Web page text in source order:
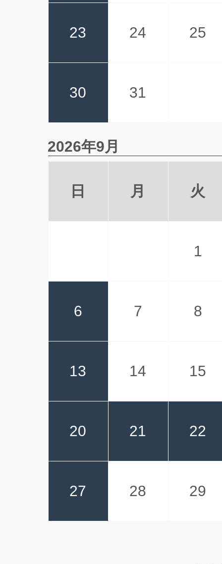
23 24 25
30 31
2026年9月
日 月 火
1
6 7 8
13 14 15
20 21 22
27 28 29